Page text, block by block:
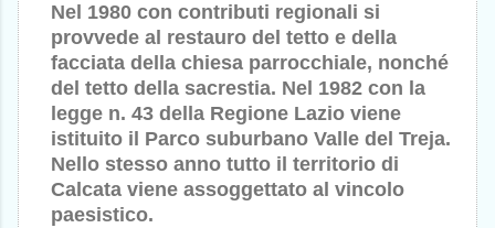
Nel 1980 con contributi regionali si
provvede al restauro del tetto e della
facciata della chiesa parrocchiale, nonché
del tetto della sacrestia. Nel 1982 con la
legge n. 43 della Regione Lazio viene
istituito il Parco suburbano Valle del Treja.
Nello stesso anno tutto il territorio di
Calcata viene assoggettato al vincolo
paesistico.